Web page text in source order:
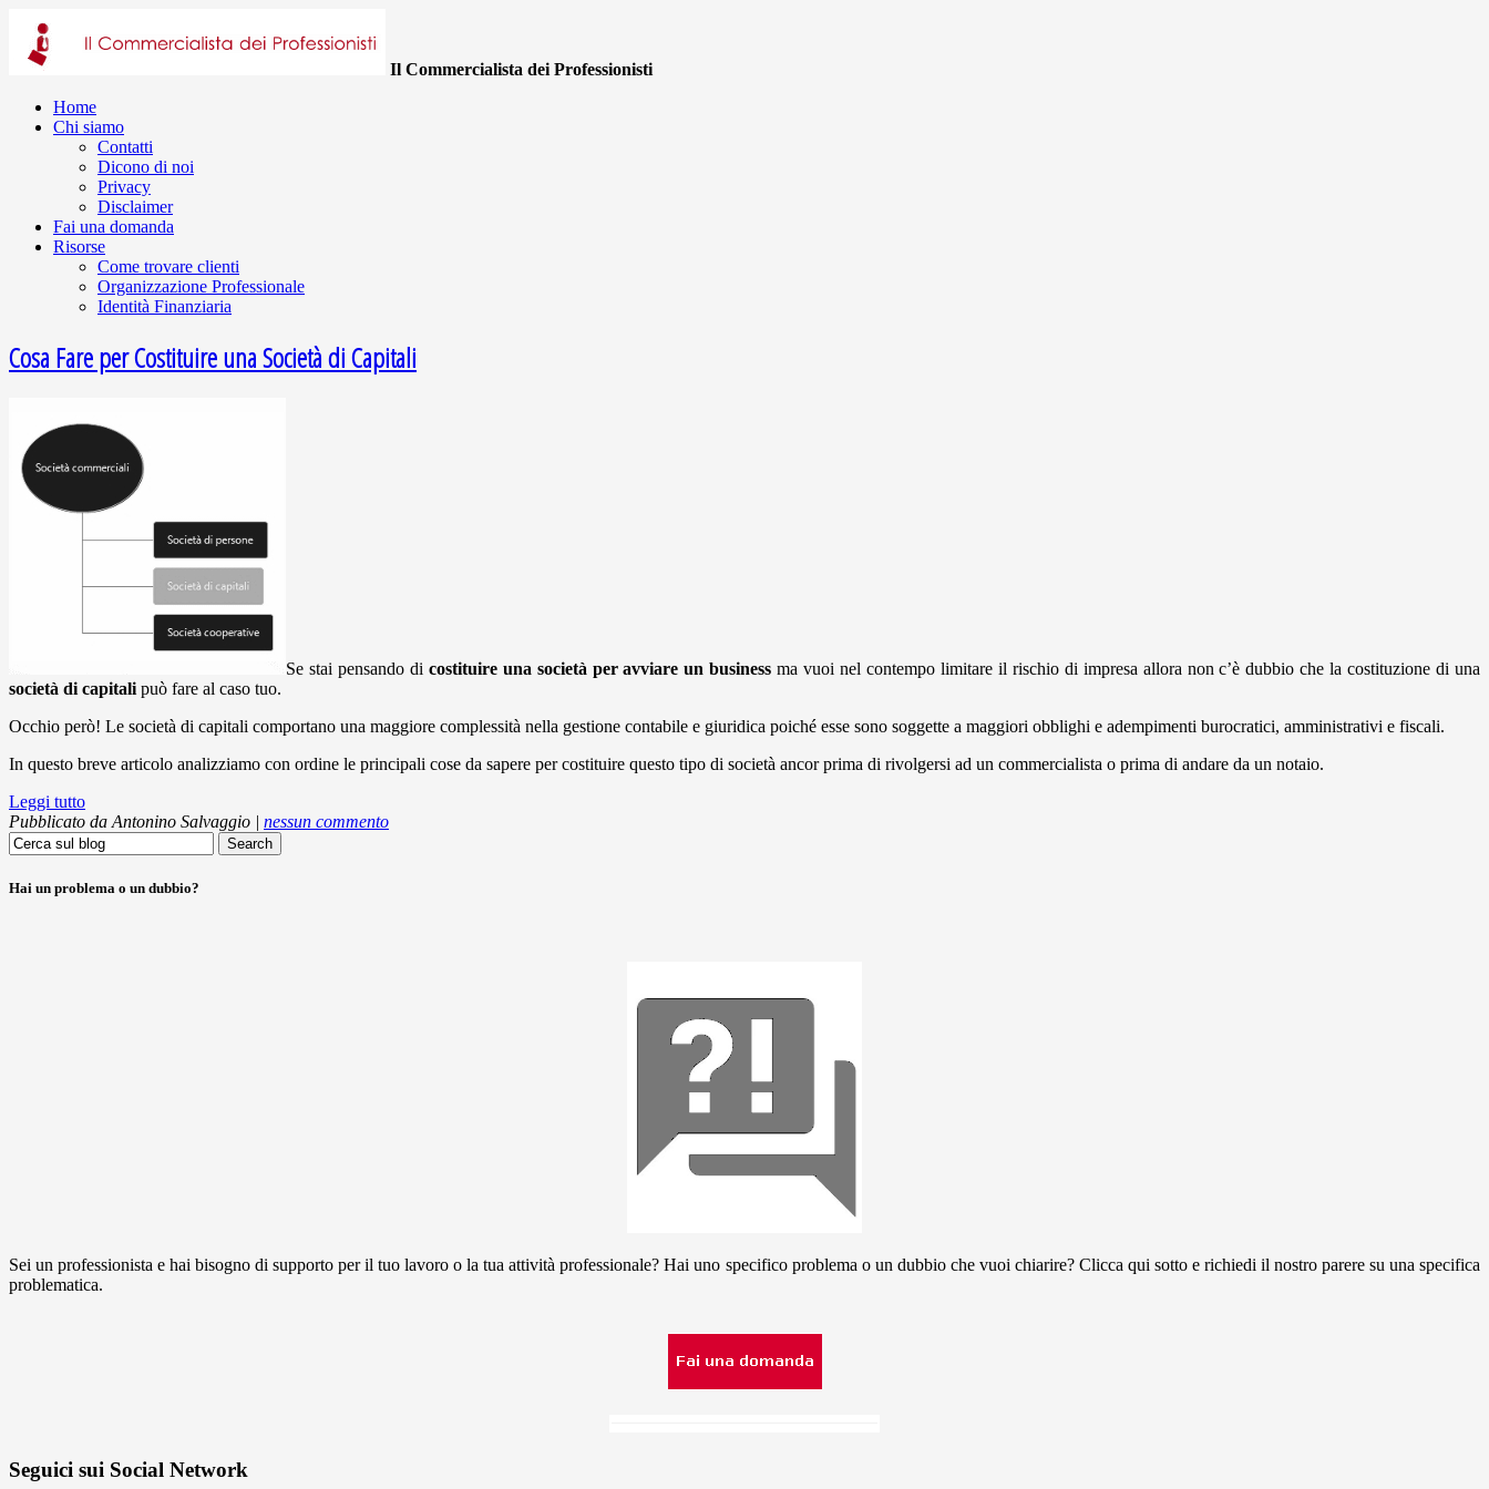
Il Commercialista dei Professionisti
Home
Chi siamo
Contatti
Dicono di noi
Privacy
Disclaimer
Fai una domanda
Risorse
Come trovare clienti
Organizzazione Professionale
Identità Finanziaria
Cosa Fare per Costituire una Società di Capitali
Se stai pensando di costituire una società per avviare un business ma vuoi nel contempo limitare il rischio di impresa allora non c’è dubbio che la costituzione di una
società di capitali può fare al caso tuo.
Occhio però! Le società di capitali comportano una maggiore complessità nella gestione contabile e giuridica poiché esse sono soggette a maggiori obblighi e adempimenti burocratici, amministrativi e fiscali.
In questo breve articolo analizziamo con ordine le principali cose da sapere per costituire questo tipo di società ancor prima di rivolgersi ad un commercialista o prima di andare da un notaio.
Leggi tutto
Pubblicato da Antonino Salvaggio | nessun commento
Search
for:
Hai un problema o un dubbio?
Sei un professionista e hai bisogno di supporto per il tuo lavoro o la tua attività professionale? Hai uno specifico problema o un dubbio che vuoi chiarire? Clicca qui sotto e richiedi il nostro parere su una specifica
problematica.
Seguici sui Social Network